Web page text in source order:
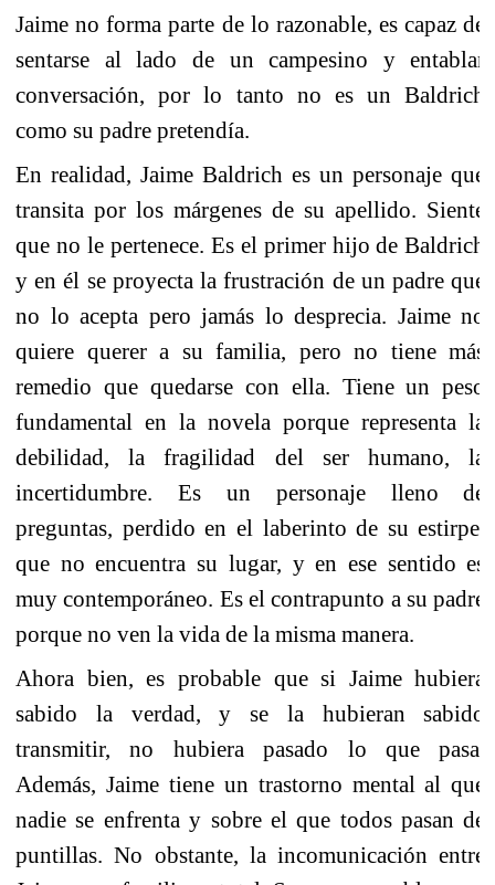
Jaime no forma parte de lo razonable, es capaz de
sentarse al lado de un campesino y entablar
conversación, por lo tanto no es un Baldrich
como su padre pretendía.
En realidad, Jaime Baldrich es un personaje que
transita por los márgenes de su apellido. Siente
que no le pertenece. Es el primer hijo de Baldrich
y en él se proyecta la frustración de un padre que
no lo acepta pero jamás lo desprecia. Jaime no
quiere querer a su familia, pero no tiene más
remedio que quedarse con ella. Tiene un peso
fundamental en la novela porque representa la
debilidad, la fragilidad del ser humano, la
incertidumbre. Es un personaje lleno de
preguntas, perdido en el laberinto de su estirpe,
que no encuentra su lugar, y en ese sentido es
muy contemporáneo. Es el contrapunto a su padre
porque no ven la vida de la misma manera.
Ahora bien, es probable que si Jaime hubiera
sabido la verdad, y se la hubieran sabido
transmitir, no hubiera pasado lo que pasa.
Además, Jaime tiene un trastorno mental al que
nadie se enfrenta y sobre el que todos pasan de
puntillas. No obstante, la incomunicación entre